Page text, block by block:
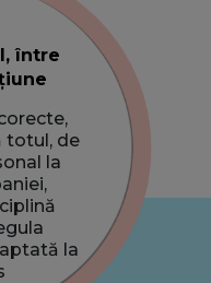
între
totul, de
la
la